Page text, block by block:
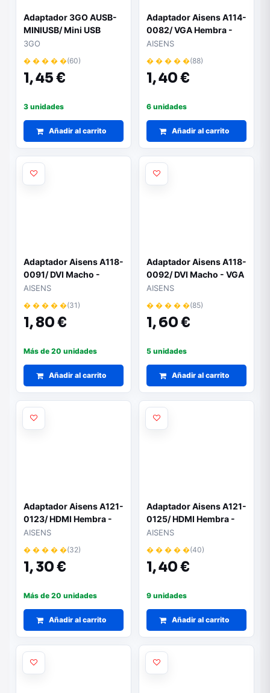
Adaptador 3GO AUSB-
MINIUSB/ Mini USB
Macho - USB Hembra
3GO
� � � � �(60)
1,45 €
3 unidades
Añadir al carrito
Adaptador Aisens A114-
0082/ VGA Hembra -
VGA Hembra
AISENS
� � � � �(88)
1,40 €
6 unidades
Añadir al carrito
Adaptador Aisens A118-
0091/ DVI Macho -
HDMI Hembra
AISENS
� � � � �(31)
1,80 €
Más de 20 unidades
Añadir al carrito
Adaptador Aisens A118-
0092/ DVI Macho - VGA
Hembra
AISENS
� � � � �(85)
1,60 €
5 unidades
Añadir al carrito
Adaptador Aisens A121-
0123/ HDMI Hembra -
HDMI Hembra
AISENS
� � � � �(32)
1,30 €
Más de 20 unidades
Añadir al carrito
Adaptador Aisens A121-
0125/ HDMI Hembra -
Micro HDMI Macho
AISENS
� � � � �(40)
1,40 €
9 unidades
Añadir al carrito